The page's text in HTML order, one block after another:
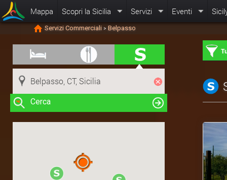
Mappa Scopri la Sicilia Servizi Eventi
Servizi Commerciali > Belpasso
Cerca
Clicca su una risorsa nella mappa
per visualizzare le informazioni